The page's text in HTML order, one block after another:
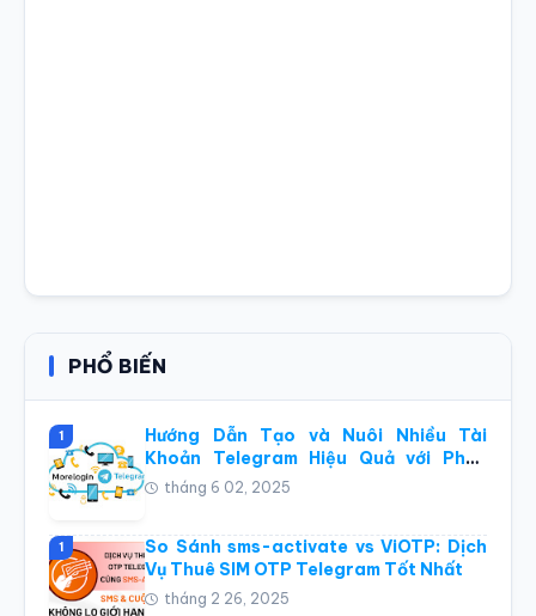
PHỔ BIẾN
1
Hướng Dẫn Tạo và Nuôi Nhiều Tài
Khoản Telegram Hiệu Quả với Phần
Mềm Điện Thoại Đám Mây Morelogin
tháng 6 02, 2025
1
So Sánh sms-activate vs ViOTP: Dịch
Vụ Thuê SIM OTP Telegram Tốt Nhất
tháng 2 26, 2025